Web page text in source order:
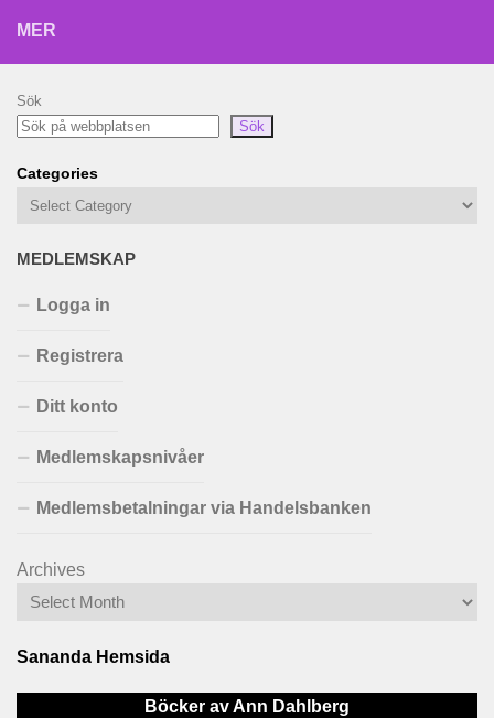
MER
Sök
Sök
Categories
MEDLEMSKAP
Logga in
Registrera
Ditt konto
Medlemskapsnivåer
Medlemsbetalningar via Handelsbanken
Archives
Sananda Hemsida
Böcker av Ann Dahlberg